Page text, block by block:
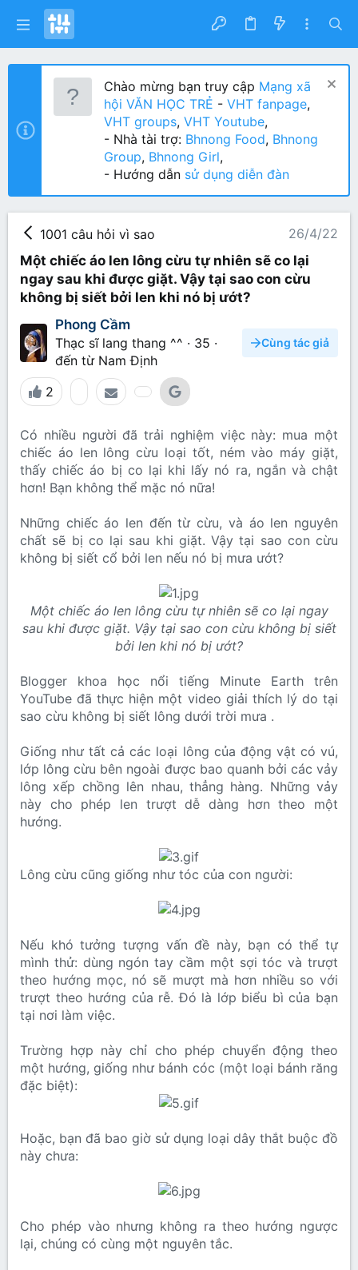
Chào mừng bạn truy cập Mạng xã
hội VĂN HỌC TRẺ - VHT fanpage,
VHT groups, VHT Youtube,
- Nhà tài trợ: Bhnong Food, Bhnong
Group, Bhnong Girl,
- Hướng dẫn sử dụng diễn đàn
1001 câu hỏi vì sao
26/4/22
Một chiếc áo len lông cừu tự nhiên sẽ co lại
ngay sau khi được giặt. Vậy tại sao con cừu
không bị siết bởi len khi nó bị ướt?
Phong Cầm
Thạc sĩ lang thang ^^ · 35 ·
đến từ Nam Định
Cùng tác giả
2
Có nhiều người đã trải nghiệm việc này: mua một
chiếc áo len lông cừu loại tốt, ném vào máy giặt,
thấy chiếc áo bị co lại khi lấy nó ra, ngắn và chật
hơn! Bạn không thể mặc nó nữa!
Những chiếc áo len đến từ cừu, và áo len nguyên
chất sẽ bị co lại sau khi giặt. Vậy tại sao con cừu
không bị siết cổ bởi len nếu nó bị mưa ướt?
Một chiếc áo len lông cừu tự nhiên sẽ co lại ngay
sau khi được giặt. Vậy tại sao con cừu không bị siết
bởi len khi nó bị ướt?
Blogger khoa học nổi tiếng Minute Earth trên
YouTube đã thực hiện một video giải thích lý do tại
sao cừu không bị siết lông dưới trời mưa .
Giống như tất cả các loại lông của động vật có vú,
lớp lông cừu bên ngoài được bao quanh bởi các vảy
lông xếp chồng lên nhau, thẳng hàng. Những vảy
này cho phép len trượt dễ dàng hơn theo một
hướng.
Lông cừu cũng giống như tóc của con người:
Nếu khó tưởng tượng vấn đề này, bạn có thể tự
mình thử: dùng ngón tay cầm một sợi tóc và trượt
theo hướng mọc, nó sẽ mượt mà hơn nhiều so với
trượt theo hướng của rễ. Đó là lớp biểu bì của bạn
tại nơi làm việc.
Trường hợp này chỉ cho phép chuyển động theo
một hướng, giống như bánh cóc (một loại bánh răng
đặc biệt):
Hoặc, bạn đã bao giờ sử dụng loại dây thắt buộc đồ
này chưa:
Cho phép vào nhưng không ra theo hướng ngược
lại, chúng có cùng một nguyên tắc.